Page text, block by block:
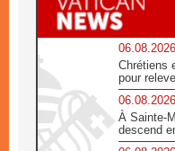
06.08.2026
Chrétiens
pour
06.08.2026
À Sainte-
descend